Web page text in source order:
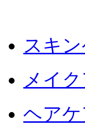
スキ
メイ
ヘア